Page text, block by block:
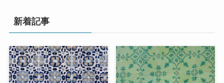
新着記事